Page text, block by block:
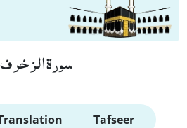
سورة
Tafseer